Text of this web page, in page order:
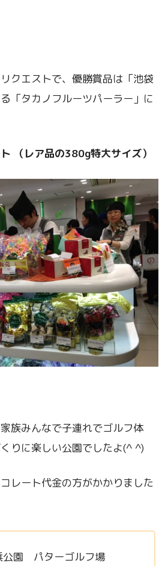
クエストで、優勝賞品は「池袋
「タカノフルーツパーラー」に
（レア品の380g特大サイズ）
族みんなで子連れでゴルフ体
りに楽しい公園でしたよ(^ ^)
レート代金の方がかかりました
公園 パターゴルフ場